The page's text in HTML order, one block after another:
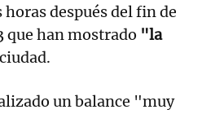
horas después del fin de
que han mostrado "la
un balance "muy